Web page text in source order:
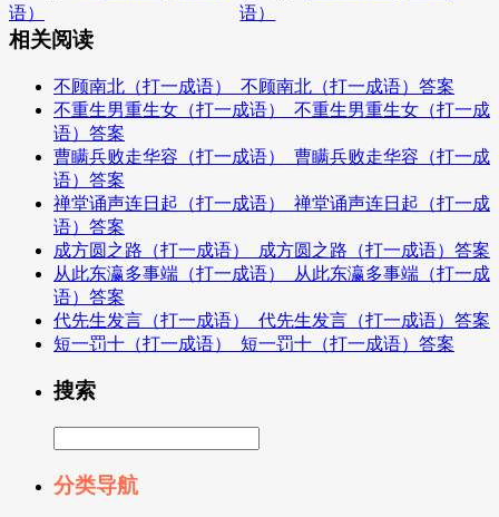
语）
语）
相关阅读
不顾南北（打一成语）_不顾南北（打一成语）答案
不重生男重生女（打一成语）_不重生男重生女（打一成
语）答案
曹瞒兵败走华容（打一成语）_曹瞒兵败走华容（打一成
语）答案
禅堂诵声连日起（打一成语）_禅堂诵声连日起（打一成
语）答案
成方圆之路（打一成语）_成方圆之路（打一成语）答案
从此东瀛多事端（打一成语）_从此东瀛多事端（打一成
语）答案
代先生发言（打一成语）_代先生发言（打一成语）答案
短一罚十（打一成语）_短一罚十（打一成语）答案
搜索
分类导航